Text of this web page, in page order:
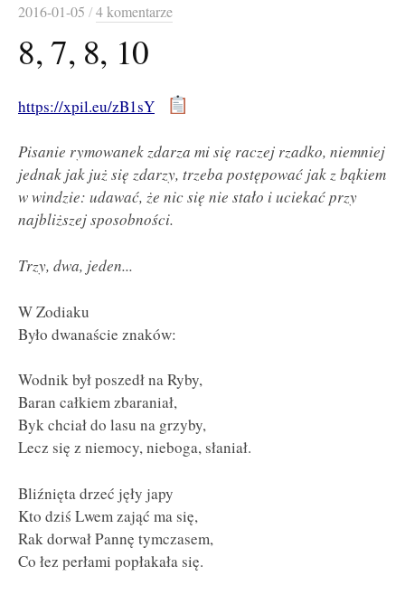
2016-01-05 /4 komentarze
8, 7, 8, 10
https://xpil.eu/zB1sY
Pisanie rymowanek zdarza mi się raczej rzadko, niemniej
jednak jak już się zdarzy, trzeba postępować jak z bąkiem
w windzie: udawać, że nic się nie stało i uciekać przy
najbliższej sposobności.
Trzy, dwa, jeden...
W Zodiaku
Było dwanaście znaków:
Wodnik był poszedł na Ryby,
Baran całkiem zbaraniał,
Byk chciał do lasu na grzyby,
Lecz się z niemocy, nieboga, słaniał.
Bliźnięta drzeć jęły japy
Kto dziś Lwem zająć ma się,
Rak dorwał Pannę tymczasem,
Co łez perłami popłakała się.